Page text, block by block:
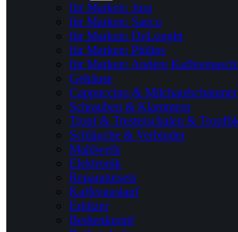
für Marken: Jura
für Marken: Saeco
für Marken: DeLonghi
für Marken: Philips
für Marken: Andere
Gehäuse
Cappuccino & Milchaufschäumer
Schrauben & Klammern
Tropf & Tresterschalen &
Schläuche & Verbinder
Mahlwerk
Elektronik
Reparatursets
Kaffeeauslauf
Erhitzer
Bedienknopf